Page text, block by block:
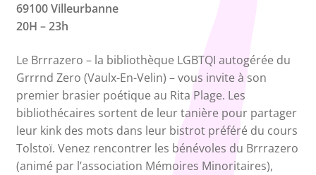
69100 Villeurbanne
20H – 23h
Le Brrrazero – la bibliothèque LGBTQI autogérée du
Grrrnd Zero (Vaulx-En-Velin) – vous invite à son
premier brasier poétique au Rita Plage. Les
bibliothécaires sortent de leur tanière pour partager
leur kink des mots dans leur bistrot préféré du cours
Tolstoï. Venez rencontrer les bénévoles du Brrrazero
(animé par l’association Mémoires Minoritaires),